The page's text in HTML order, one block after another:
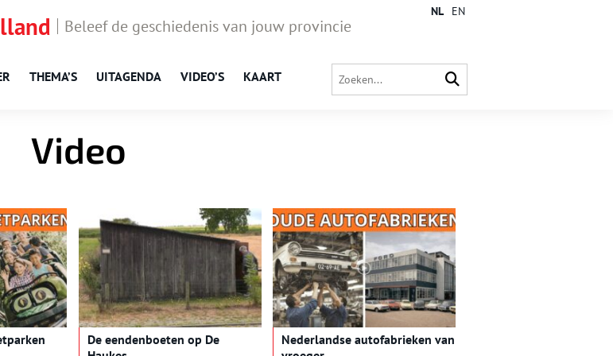
Beleef de geschiedenis van jouw provincie
THEMA’S UITAGENDA VIDEO’S KAART
NL EN
Video
De eendenboeten op De
Nederlandse autofabrieken van